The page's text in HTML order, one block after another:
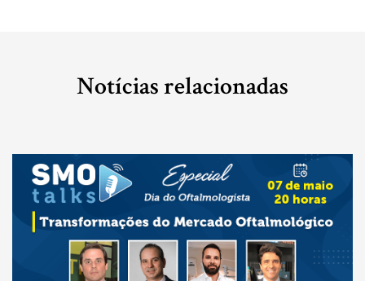
Notícias relacionadas